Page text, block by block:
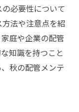
必要性について
法や注意点を紹
庭や企業の配管
知識を持つこと
秋の配管メンテ